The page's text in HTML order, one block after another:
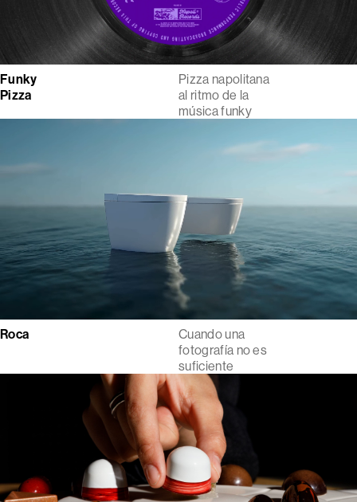
Funky
Pizza
Pizza napolitana
al ritmo de la
música funky
Roca
Cuando una
fotografía no es
suficiente